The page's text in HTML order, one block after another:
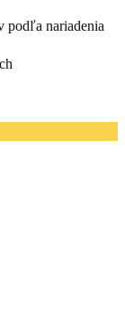
podľa nariadenia